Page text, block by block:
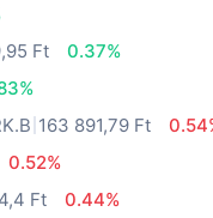
Ft
0.37%
163 891,79 Ft
0.52%
Ft
0.44%